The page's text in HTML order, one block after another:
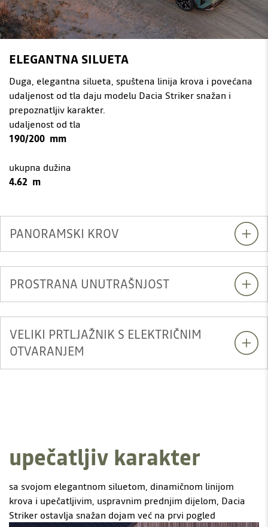
ELEGANTNA SILUETA
Duga, elegantna silueta, spuštena linija krova i povećana
udaljenost od tla daju modelu Dacia Striker snažan i
prepoznatljiv karakter.
udaljenost od tla
190/200 mm
ukupna dužina
4.62 m
PANORAMSKI KROV
PROSTRANA UNUTRAŠNJOST
VELIKI PRTLJAŽNIK S ELEKTRIČNIM
OTVARANJEM
upečatljiv karakter
sa svojom elegantnom siluetom, dinamičnom linijom
krova i upečatljivim, uspravnim prednjim dijelom, Dacia
Striker ostavlja snažan dojam već na prvi pogled